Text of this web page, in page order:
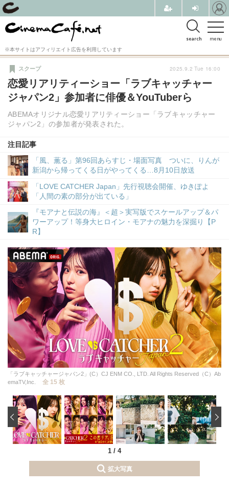
menu
search
※本サイトはアフィリエイト広告を利用しています
恋愛リアリティーショー「ラブキャッチャー
ジャパン2」参加者に俳優＆YouTuberら
ABEMAオリジナル恋愛リアリティーショー「ラブキャッチャー
ジャパン2」の参加者が発表された。
スクープ
注目記事
「風、薫る」第96回あらすじ・場面写真 ついに、りんが
新潟から帰ってくる日がやってくる…8月10日放送
「LOVE CATCHER Japan」先行視聴会開催、ゆきぽよ
「人間の素の部分が出ている」
『モアナと伝説の海』＜超＞実写版でスケールアップ＆パ
ワーアップ！等身大ヒロイン・モアナの魅力を深掘り【P
R】
2025.9.2 Tue 16:00
「ラブキャッチャージャパン2」(C）CJ ENM CO., LTD. All Rights Reserved（C）Ab
emaTV,Inc.
全 15 枚
1 / 4
‹
拡大写真